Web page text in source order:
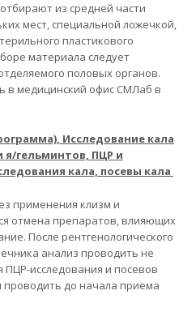
из средней части
мест, специальной ложечкой,
пластикового
материала следует
половых органов.
в медицинский офис СМЛаб в
Исследование кала
я/гельминтов, ПЦР и
кала, посевы кала
применения клизм и
отмена препаратов, влияющих
После рентгенологического
анализ проводить не
ПЦР-исследования и посевов
проводить до начала приема